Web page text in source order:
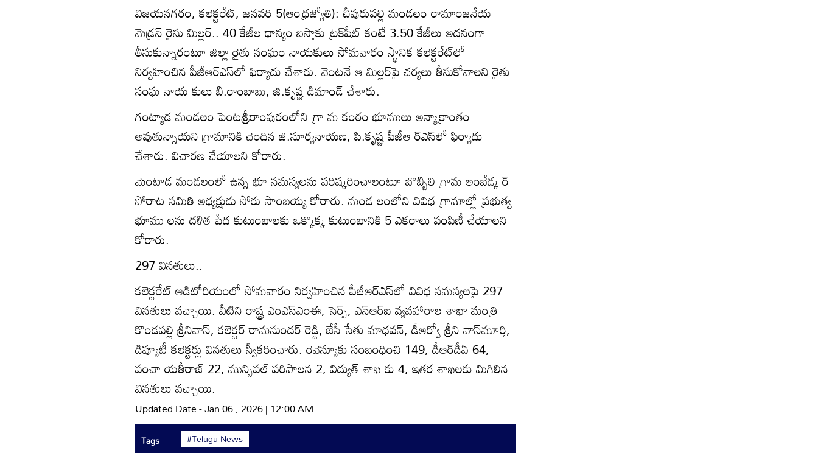
విజయనగరం, కలెక్టరేట్‌, జనవరి 5(ఆంధ్రజ్యోతి): చీపురుపల్లి మండలం రామాంజనేయ
మెడ్రన్‌ రైసు మిల్లర్‌.. 40 కేజీల ధాన్యం బస్తాకు ట్రక్‌షీట్‌ కంటే 3.50 కేజీలు అదనంగా
తీసుకున్నారంటూ జిల్లా రైతు సంఘం నాయకులు సోమవారం స్థానిక కలెక్టరేట్‌లో
నిర్వహించిన పీజీఆర్‌ఎస్‌లో ఫిర్యాదు చేశారు. వెంటనే ఆ మిల్లర్‌పై చర్యలు తీసుకోవాలని రైతు
సంఘ నాయ కులు బి.రాంబాబు, జి.కృష్ణ డిమాండ్‌ చేశారు.
గంట్యాడ మండలం పెంటశ్రీరాంపురంలోని గ్రా మ కంఠం భూములు అన్యాక్రాంతం
అవుతున్నాయని గ్రామానికి చెందిన జి.సూర్యనాయణ, పి.కృష్ణ పీజీఆ ర్‌ఎస్‌లో ఫిర్యాదు
చేశారు. విచారణ చేయాలని కోరారు.
మెంటాడ మండలంలో ఉన్న భూ సమస్యలను పరిష్కరించాలంటూ బొబ్బిలి గ్రామ అంబేడ్క ర్‌
పోరాట సమితి అధ్యక్షుడు సోరు సాంబయ్య కోరారు. మండ లంలోని వివిధ గ్రామాల్లో ప్రభుత్వ
భూము లను దళిత పేద కుటుంబాలకు ఒక్కొక్క కుటుంబానికి 5 ఎకరాలు పంపిణీ చేయాలని
కోరారు.
297 వినతులు..
కలెక్టరేట్‌ ఆడిటోరియంలో సోమవారం నిర్వహించిన పీజీఆర్‌ఎస్‌లో వివిధ సమస్యలపై 297
వినతులు వచ్చాయి. వీటిని రాష్ట్ర ఎంఎస్‌ఎంఈ, సెర్ప్‌, ఎన్‌ఆర్‌ఐ వ్యవహారాల శాఖా మంత్రి
కొండపల్లి శ్రీనివాస్‌, కలెక్టర్‌ రామసుందర్‌ రెడ్డి, జేసీ సేతు మాధవన్‌, డీఆర్వో శ్రీని వాస్‌మూర్తి,
డిప్యూటీ కలెక్టర్లు వినతులు స్వీకరించారు. రెవెన్యూకు సంబంధించి 149, డీఆర్‌డీఏ 64,
పంచా యతీరాజ్‌ 22, మున్సిపల్‌ పరిపాలన 2, విద్యుత్‌ శాఖ కు 4, ఇతర శాఖలకు మిగిలిన
వినతులు వచ్చాయి.
Updated Date - Jan 06 , 2026 | 12:00 AM
Tags #Telugu News